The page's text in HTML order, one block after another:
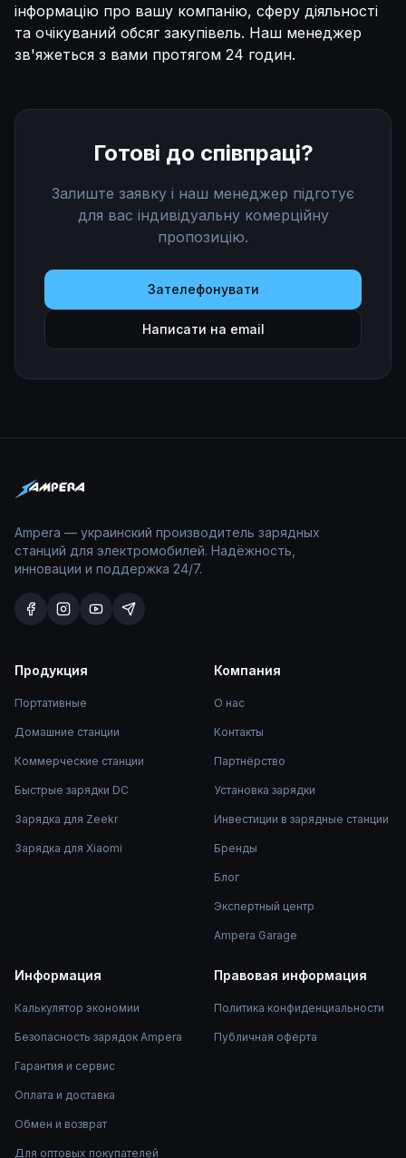
інформацію про вашу компанію, сферу діяльності
та очікуваний обсяг закупівель. Наш менеджер
зв'яжеться з вами протягом 24 годин.
Готові до співпраці?
Залиште заявку і наш менеджер підготує
для вас індивідуальну комерційну
пропозицію.
Зателефонувати
Написати на email
Ampera — украинский производитель зарядных
станций для электромобилей. Надёжность,
инновации и поддержка 24/7.
Продукция
Портативные
Домашние станции
Коммерческие станции
Быстрые зарядки DC
Зарядка для Zeekr
Зарядка для Xiaomi
Компания
О нас
Контакты
Партнёрство
Установка зарядки
Инвестиции в зарядные станции
Бренды
Блог
Экспертный центр
Ampera Garage
Информация
Калькулятор экономии
Безопасность зарядок Ampera
Гарантия и сервис
Оплата и доставка
Обмен и возврат
Для оптовых покупателей
Правовая информация
Политика конфиденциальности
Публичная оферта